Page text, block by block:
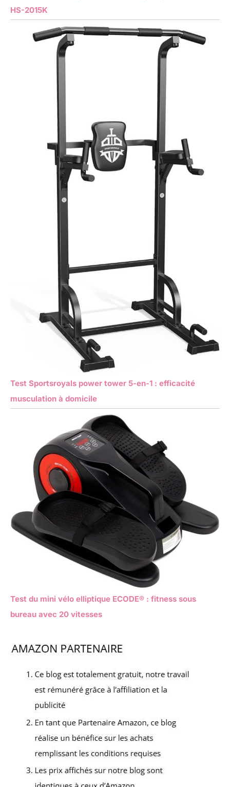
HS-2015K
Test Sportsroyals power tower 5-en-1 : efficacité
musculation à domicile
Test du mini vélo elliptique ECODE® : fitness sous
bureau avec 20 vitesses